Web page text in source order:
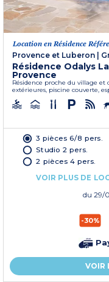
Location en Résidence
Provence et Luberon
Résidence Odalys
Provence
Résidence proche du village
extérieures, piscine couverte,
3 pièces 6/8 pers.
Studio 2 pers.
2 pièces 4 pers.
VOIR PLUS DE
du 29/
-30%
VOIR